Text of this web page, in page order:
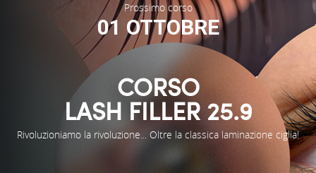
Prossimo corso
01 OTTOBRE
CORSO
LASH FILLER 25.9
Rivoluzioniamo la rivoluzione... Oltre la classica laminazione ciglia!